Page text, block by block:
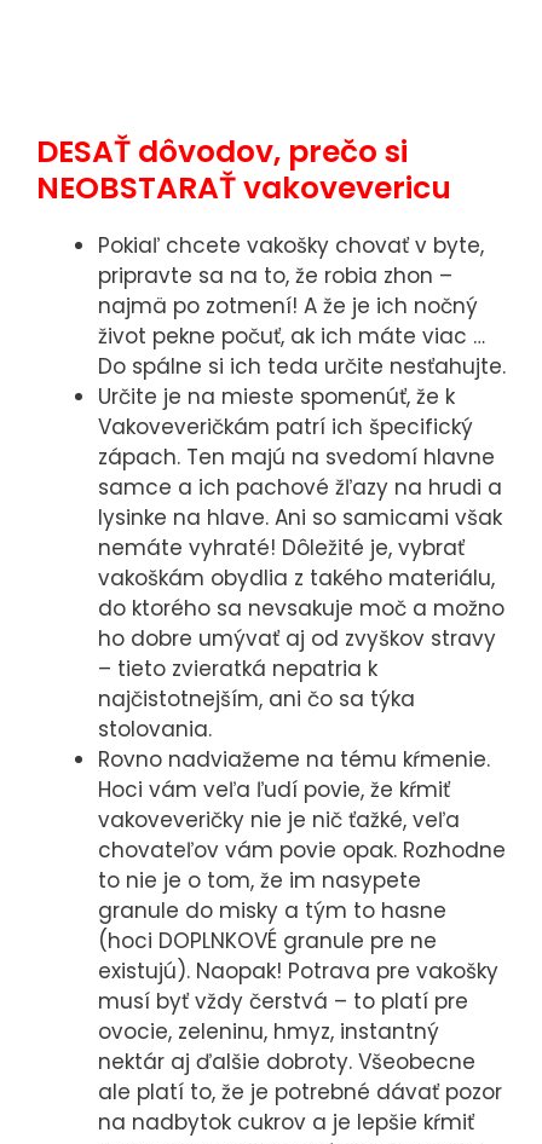
DESAŤ dôvodov, prečo si
NEOBSTARAŤ vakovevericu
Pokiaľ chcete vakošky chovať v byte,
pripravte sa na to, že robia zhon –
najmä po zotmení! A že je ich nočný
život pekne počuť, ak ich máte viac …
Do spálne si ich teda určite nesťahujte.
Určite je na mieste spomenúť, že k
Vakoveveričkám patrí ich špecifický
zápach. Ten majú na svedomí hlavne
samce a ich pachové žľazy na hrudi a
lysinke na hlave. Ani so samicami však
nemáte vyhraté! Dôležité je, vybrať
vakoškám obydlia z takého materiálu,
do ktorého sa nevsakuje moč a možno
ho dobre umývať aj od zvyškov stravy
– tieto zvieratká nepatria k
najčistotnejším, ani čo sa týka
stolovania.
Rovno nadviažeme na tému kŕmenie.
Hoci vám veľa ľudí povie, že kŕmiť
vakoveveričky nie je nič ťažké, veľa
chovateľov vám povie opak. Rozhodne
to nie je o tom, že im nasypete
granule do misky a tým to hasne
(hoci DOPLNKOVÉ granule pre ne
existujú). Naopak! Potrava pre vakošky
musí byť vždy čerstvá – to platí pre
ovocie, zeleninu, hmyz, instantný
nektár aj ďalšie dobroty. Všeobecne
ale platí to, že je potrebné dávať pozor
na nadbytok cukrov a je lepšie kŕmiť